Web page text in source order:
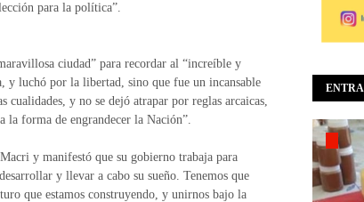
para la política”.
ciudad” para recordar al “increíble y
y luchó por la libertad, sino que fue un incansable
y no se dejó atrapar por reglas arcaicas,
la forma de engrandecer la Nación”.
y manifestó que su gobierno trabaja para
y llevar a cabo su sueño. Tenemos que
que estamos construyendo, y unirnos bajo la